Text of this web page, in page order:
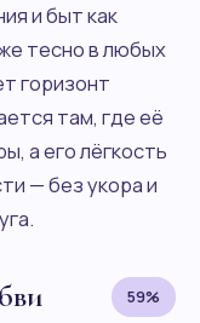
и быт как
тесно в любых
горизонт
там, где её
а его лёгкость
— без укора и
59%